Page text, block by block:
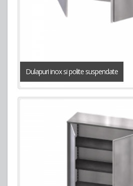
Dulapuri inox si polite suspendate